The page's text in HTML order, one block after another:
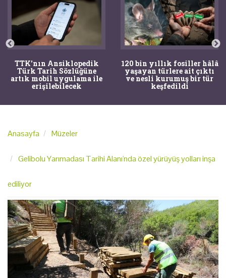
TTK'nın Ansiklopedik
Türk Tarih Sözlüğüne
artık mobil uygulama ile
erişilebilecek
120 bin yıllık fosiller hâlâ
yaşayan türlere ait çıktı
ve nesli kurumuş bir tür
keşfedildi
Anasayfa Müzeler
Gelibolu Yarımadası Tarihi Alanı'nda özel yürüyüş yolları inşa
ediliyor